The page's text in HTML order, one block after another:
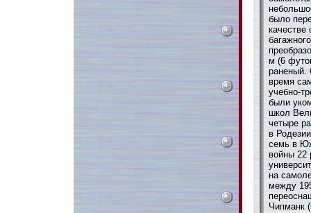
было
м (6
раненый.
время
учебно-
были
школ
четыре
в
семь в
войны 22
на
между
Чипманк